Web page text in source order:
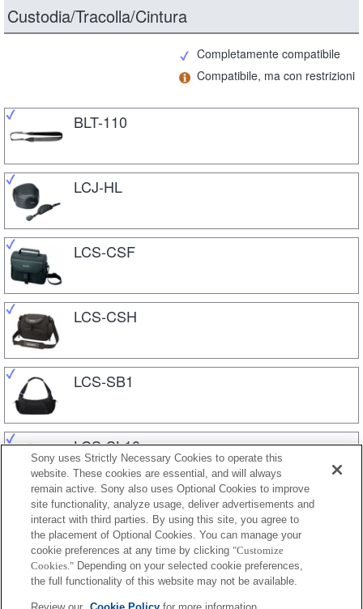
Custodia/Tracolla/Cintura
Completamente compatibile
Compatibile, ma con restrizioni
BLT-110
LCJ-HL
LCS-CSF
LCS-CSH
LCS-SB1
LCS-SL10
LCS-SL20
LCS-U20
Sony uses Strictly Necessary Cookies to operate this
website. These cookies are essential, and will always
remain active. Sony also uses Optional Cookies to improve
site functionality, analyze usage, deliver advertisements and
interact with third parties. By using this site, you agree to
the placement of Optional Cookies. You can manage your
cookie preferences at any time by clicking "Customize
Cookies." Depending on your selected cookie preferences,
the full functionality of this website may not be available.